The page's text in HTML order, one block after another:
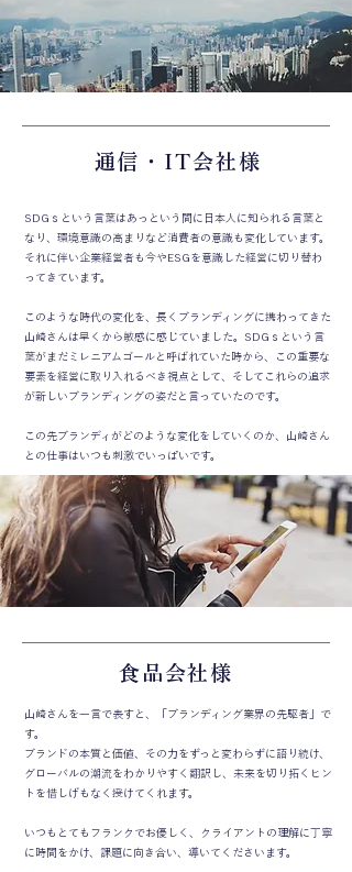
通信・IT会社様
SDGｓという言葉はあっという間に日本人に知られる言葉と
なり、環境意識の高まりなど消費者の意識も変化しています。
それに伴い企業経営者も今やESGを意識した経営に切り替わ
ってきています。
このような時代の変化を、長くブランディングに携わってきた
山崎さんは早くから敏感に感じていました。SDGｓという言
葉がまだミレニアムゴールと呼ばれていた時から、この重要な
要素を経営に取り入れるべき視点として、そしてこれらの追求
が新しいブランディングの姿だと言っていたのです。
この先ブランディがどのような変化をしていくのか、山崎さん
との仕事はいつも刺激でいっぱいです。
食品会社様
山崎さんを一言で表すと、「ブランディング業界の先駆者」で
す。
ブランドの本質と価値、その力をずっと変わらずに語り続け、
グローバルの潮流をわかりやすく翻訳し、未来を切り拓くヒン
トを惜しげもなく授けてくれます。
いつもとてもフランクでお優しく、クライアントの理解に丁寧
に時間をかけ、課題に向き合い、導いてくださいます。